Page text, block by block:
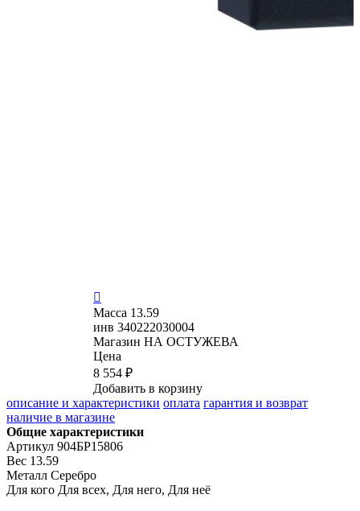

Масса 13.59
инв 340222030004
Магазин НА ОСТУЖЕВА
Цена
8 554 ₽
Добавить в корзину
описание и характеристики оплата гарантия и возврат
наличие в магазине
Общие характеристики
Артикул 904БР15806
Вес 13.59
Металл Серебро
Для кого Для всех, Для него, Для неё